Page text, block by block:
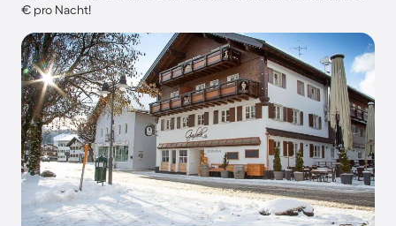
€ pro Nacht!